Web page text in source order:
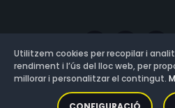
Versió:
Utilitzem cookies per recopilar i
rendiment i l’ús del lloc web, per
millorar i personalitzar el contingut.